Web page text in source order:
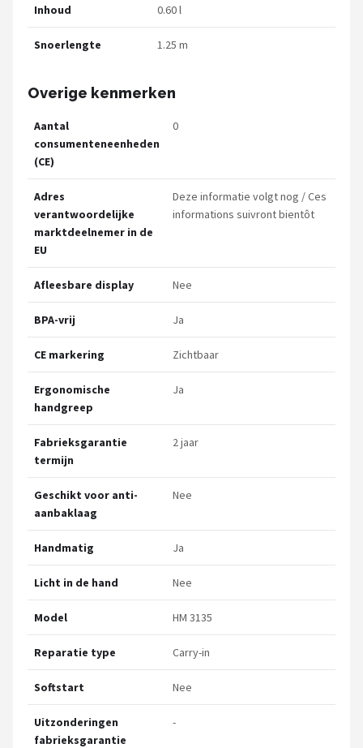
Inhoud 0.60 l
Snoerlengte 1.25 m
Overige kenmerken
Aantal
consumenteneenheden
(CE)
0
Adres
verantwoordelijke
marktdeelnemer in de
EU
Deze informatie volgt nog / Ces
informations suivront bientôt
Afleesbare display Nee
BPA-vrij Ja
CE markering Zichtbaar
Ergonomische
handgreep
Ja
Fabrieksgarantie
termijn
2 jaar
Geschikt voor anti-
aanbaklaag
Nee
Handmatig Ja
Licht in de hand Nee
Model HM 3135
Reparatie type Carry-in
Softstart Nee
Uitzonderingen
fabrieksgarantie
-